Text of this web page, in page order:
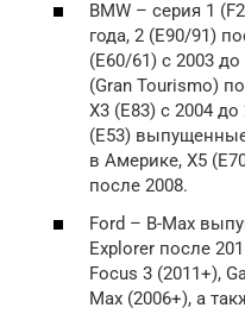
BMW – серия 1
года, 2 (E90/91)
(E60/61) с 2003
(Gran Tourismo)
X3 (E83) с 2004 до
(E53)
в Америке, X5
после 2008.
Ford – B-Max
Explorer после
Focus 3 (2011+),
Max (2006+), а